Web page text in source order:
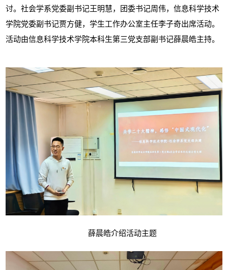
讨。社会学系党委副书记王明慧，团委书记周伟，信息科学技术
学院党委副书记贾方健，学生工作办公室主任李子奇出席活动。
活动由信息科学技术学院本科生第三党支部副书记薛晨皓主持。
薛晨皓介绍活动主题